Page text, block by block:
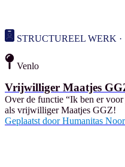
STRUCTUREEL WERK
Venlo
Vrijwilliger Maatjes
Over de functie “Ik ben er
als vrijwilliger Maatjes GGZ!
Geplaatst door Humanitas